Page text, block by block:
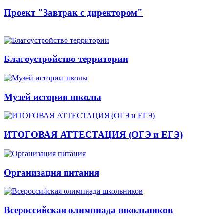
Проект "Завтрак с директором"
Благоустройство территории
Музей истории школы
ИТОГОВАЯ АТТЕСТАЦИЯ (ОГЭ и ЕГЭ)
Организация питания
Всероссийская олимпиада школьников